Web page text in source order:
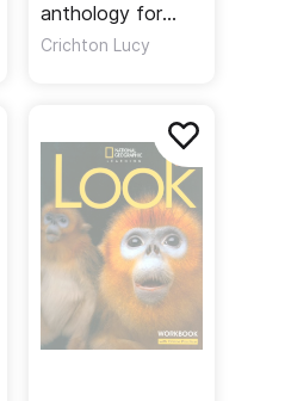
anthology for
young learners
Crichton Lucy